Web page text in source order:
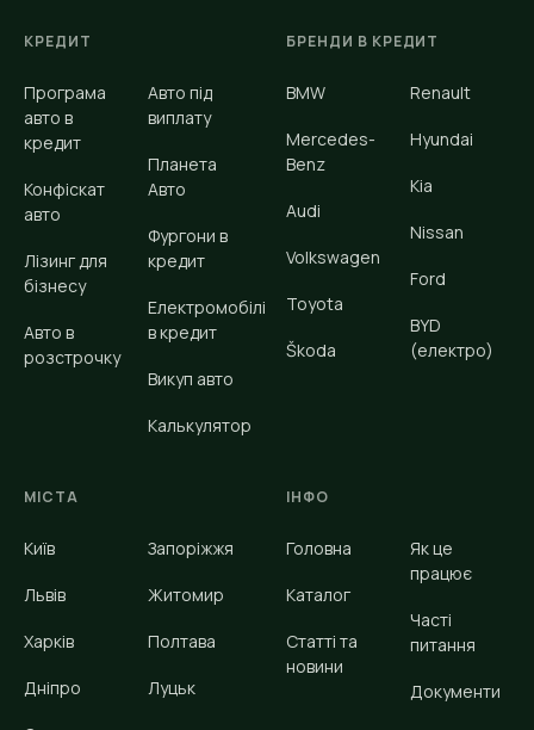
КРЕДИТ
Програма
авто в
кредит
Конфіскат
авто
Лізинг для
бізнесу
Авто в
розстрочку
Авто під
виплату
Планета
Авто
Фургони в
кредит
Електромобілі
в кредит
Викуп авто
Калькулятор
БРЕНДИ В КРЕДИТ
BMW
Mercedes-
Benz
Audi
Volkswagen
Toyota
Škoda
Renault
Hyundai
Kia
Nissan
Ford
BYD
(електро)
МІСТА
Київ
Львів
Харків
Дніпро
Запоріжжя
Житомир
Полтава
Луцьк
ІНФО
Головна
Каталог
Статті та
новини
Як це
працює
Часті
питання
Документи